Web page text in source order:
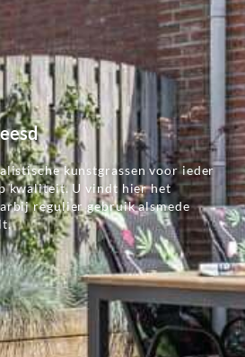
kunstgrassen voor ieder
kwaliteit. U vindt hier het
regulier gebruik alsmede